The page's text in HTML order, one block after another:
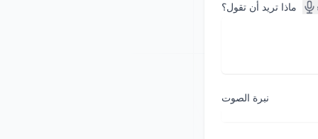
ماذا تريد أن تقول؟
نبرة الصوت